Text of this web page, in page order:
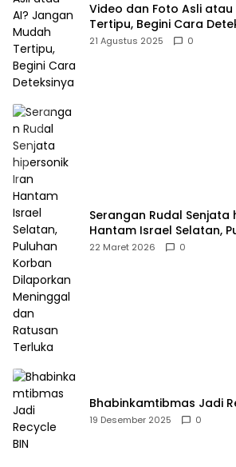
Video dan Foto Asli
Tertipu, Begini Cara
21 Agustus 2025 0
Serangan Rudal Senjata
Hantam Israel Selatan,
Dilaporkan Meninggal
22 Maret 2026 0
Bhabinkamtibmas Jadi
19 Desember 2025 0